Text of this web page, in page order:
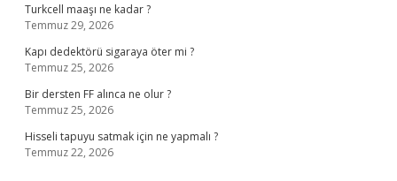
Turkcell maaşı ne kadar ?
Temmuz 29, 2026
Kapı dedektörü sigaraya öter mi ?
Temmuz 25, 2026
Bir dersten FF alınca ne olur ?
Temmuz 25, 2026
Hisseli tapuyu satmak için ne yapmalı ?
Temmuz 22, 2026